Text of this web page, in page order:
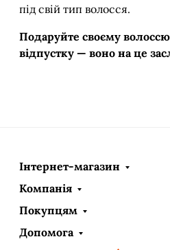
під свій тип волосся.
Подаруйте своєму волоссю
відпустку — воно на це
Інтернет-магазин
Компанія
Покупцям
Допомога